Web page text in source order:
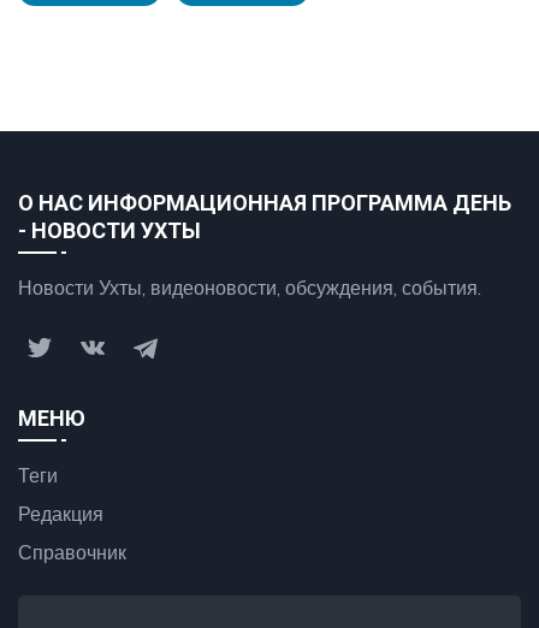
О НАС ИНФОРМАЦИОННАЯ ПРОГРАММА ДЕНЬ
- НОВОСТИ УХТЫ
Новости Ухты, видеоновости, обсуждения, события.
МЕНЮ
Теги
Редакция
Справочник